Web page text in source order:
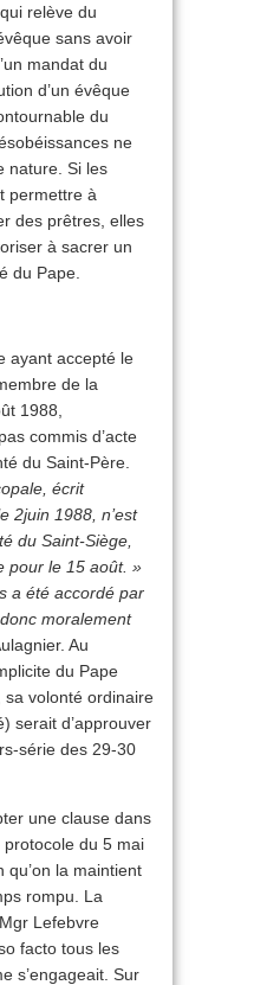
relève du
sans avoir
mandat du
d’un évêque
du
ne
nature. Si les
permettre à
des prêtres, elles
à sacrer un
du Pape.
ayant accepté le
de la
1988,
commis d’acte
du Saint-Père.
écrit
2juin 1988, n’est
du Saint-Siège,
pour le 15 août. »
a été accordé par
moralement
Au
du Pape
sa volonté ordinaire
serait d’approuver
série des 29-30
une clause dans
protocole du 5 mai
qu’on la maintient
rompu. La
Lefebvre
facto tous les
s’engageait. Sur